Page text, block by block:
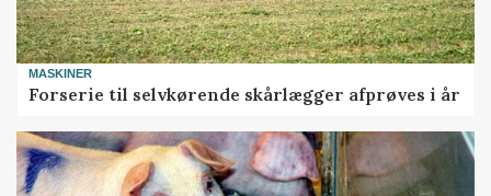
MASKINER
Forserie til selvkørende skårlægger afprøves i år